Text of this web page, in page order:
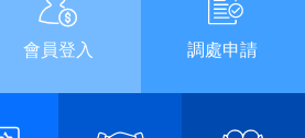
會員登入 調處申請